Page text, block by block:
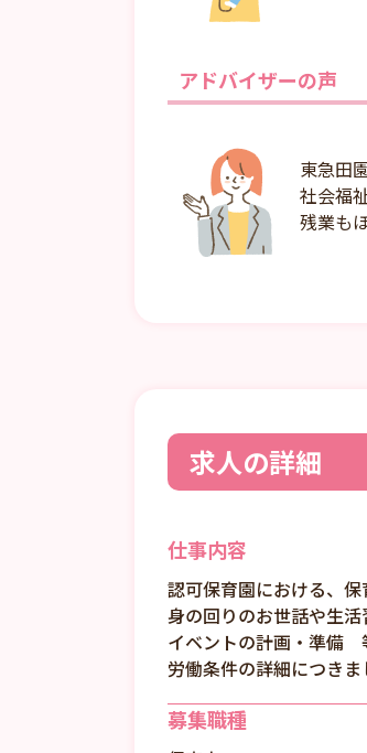
アドバイザーの声
東急田
社会福
残業も
求人の詳細
仕事内容
認可保育園における、
身の回りのお世話や生
イベントの計画・準備
労働条件の詳細につきま
募集職種